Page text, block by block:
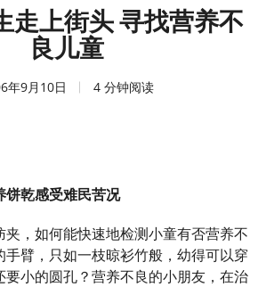
走上街头 寻找营养不
良儿童
年9月10日 4 分钟阅读
饼乾感受难民苦况
，如何能快速地检测小童有否营养不
手臂，只如一枝晾衫竹般，幼得可以穿
要小的圆孔？营养不良的小朋友，在治